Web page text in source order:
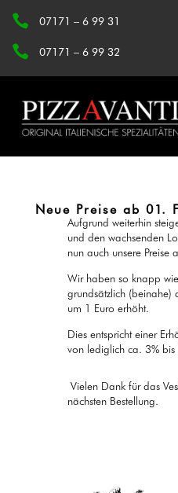
07171 – 6 99 31
07171 – 6 99 32
Neue Preise ab 01.
Aufgrund weiterhin
und den wachsenden
nun auch unsere Preise
Wir haben so knapp
grundsätzlich (beinahe)
um 1 Euro erhöht.
Dies entspricht einer
von lediglich ca. 3% bis
Vielen Dank für das
nächsten Bestellung.